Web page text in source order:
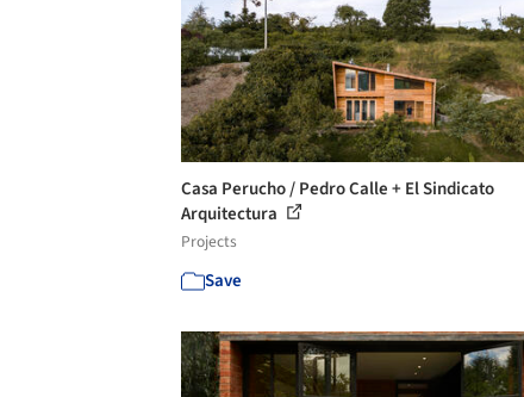
Casa Perucho / Pedro Calle + El Sindicato
Arquitectura
Projects
Save